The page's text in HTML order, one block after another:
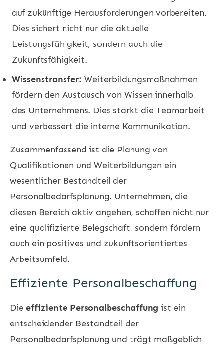
auf zukünftige Herausforderungen vorbereiten.
Dies sichert nicht nur die aktuelle
Leistungsfähigkeit, sondern auch die
Zukunftsfähigkeit.
Wissenstransfer: Weiterbildungsmaßnahmen
fördern den Austausch von Wissen innerhalb
des Unternehmens. Dies stärkt die Teamarbeit
und verbessert die interne Kommunikation.
Zusammenfassend ist die Planung von
Qualifikationen und Weiterbildungen ein
wesentlicher Bestandteil der
Personalbedarfsplanung. Unternehmen, die
diesen Bereich aktiv angehen, schaffen nicht nur
eine qualifizierte Belegschaft, sondern fördern
auch ein positives und zukunftsorientiertes
Arbeitsumfeld.
Effiziente Personalbeschaffung
Die effiziente Personalbeschaffung ist ein
entscheidender Bestandteil der
Personalbedarfsplanung und trägt maßgeblich